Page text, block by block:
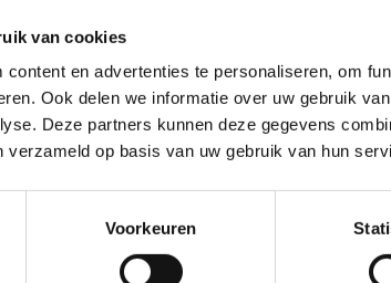
van cookies
content en advertenties te personaliseren, om
Ook delen we informatie over uw gebruik
Deze partners kunnen deze gegevens
verzameld op basis van uw gebruik van hun
Voorkeuren
te brengen en andere
wij beslissen jouw
om kleine aanpassingen